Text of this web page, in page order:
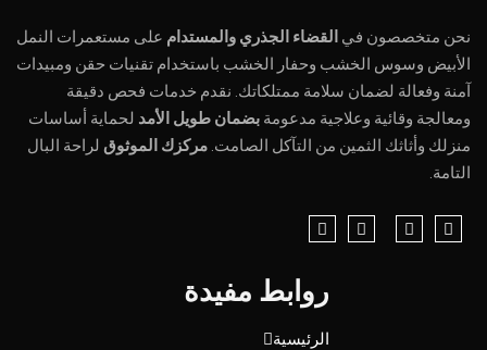
نحن متخصصون في القضاء الجذري والمستدام على مستعمرات النمل
الأبيض وسوس الخشب وحفار الخشب باستخدام تقنيات حقن ومبيدات
آمنة وفعالة لضمان سلامة ممتلكاتك. نقدم خدمات فحص دقيقة
ومعالجة وقائية وعلاجية مدعومة بضمان طويل الأمد لحماية أساسات
منزلك وأثاثك الثمين من التآكل الصامت. مركزك الموثوق لراحة البال
التامة.
روابط مفيدة
الرئيسية